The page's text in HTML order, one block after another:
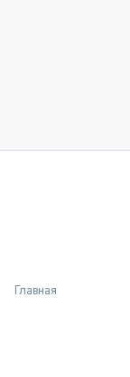
Главная